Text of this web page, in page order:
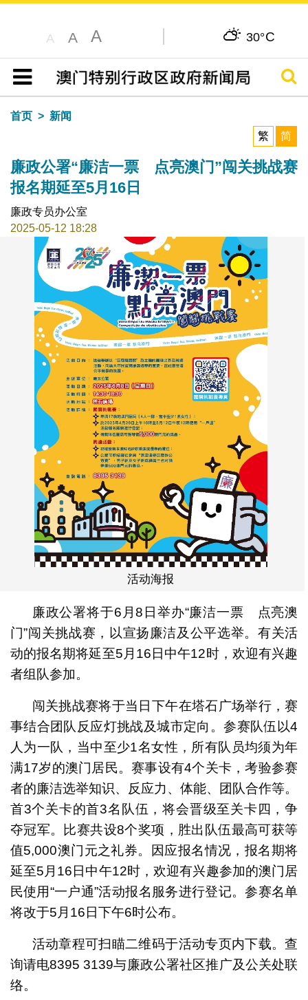
A A A 30°C
目录
搜寻
首页
新闻
繁
简
廉政公署“廉洁一票 点亮澳门”闯关挑战赛
报名期延至5月16日
廉政专员办公室
2025-05-12 18:28
活动海报
廉政公署将于6月8日举办“廉洁一票 点亮澳
门”闯关挑战赛，以宣扬廉洁及公平选举。有关活
动的报名期将延至5月16日中午12时，欢迎有兴趣
者组队参加。
闯关挑战赛将于当日下午在塔石广场举行，赛
事结合团队反应灯挑战及城市定向。参赛队伍以4
人为一队，当中至少1名女性，所有队员均须为年
满17岁的澳门居民。赛事设有4个关卡，考验参赛
者的廉洁选举知识、反应力、体能、团队合作等。
首3个关卡的首3名队伍，将会晋级至关卡四，争
夺冠军。比赛共设8个奖项，胜出队伍最高可获等
值5,000澳门元之礼券。因应报名情况，报名期将
延至5月16日中午12时，欢迎有兴趣参加的澳门居
民使用“一户通”活动报名服务进行登记。参赛名单
将改于5月16日下午6时公布。
活动章程可扫瞄二维码于活动专页内下载。查
询请电8395 3139与廉政公署社区推广及公关处联
络。